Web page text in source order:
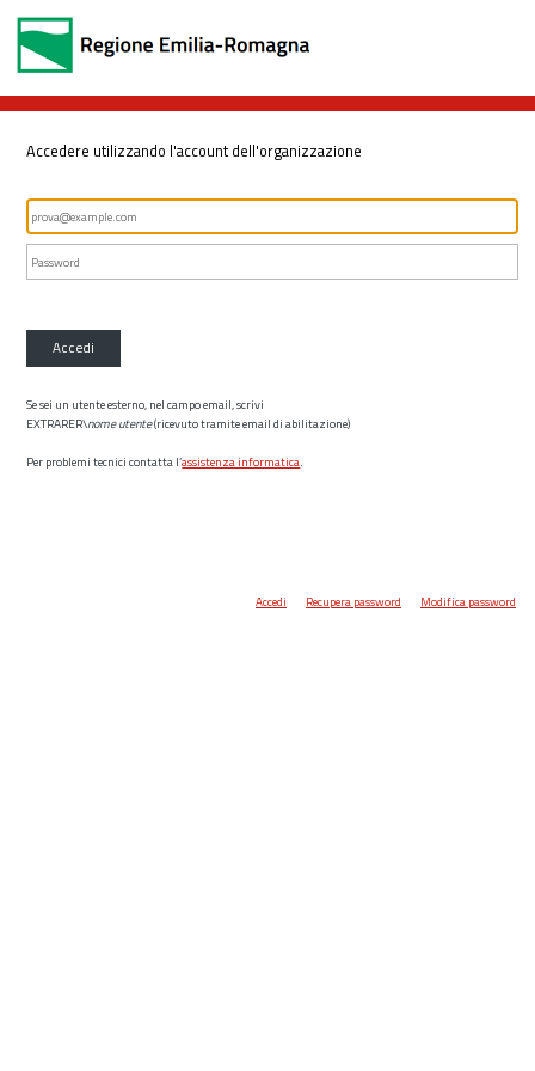
Accedere utilizzando l'account dell'organizzazione
Accedi
Se sei un utente esterno, nel campo email, scrivi
EXTRARER\nome utente(ricevuto tramite email di abilitazione)
Per problemi tecnici contatta l’assistenza informatica.
Accedi Recupera password Modifica password